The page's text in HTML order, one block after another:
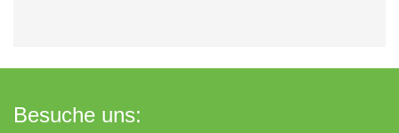
Besuche uns: